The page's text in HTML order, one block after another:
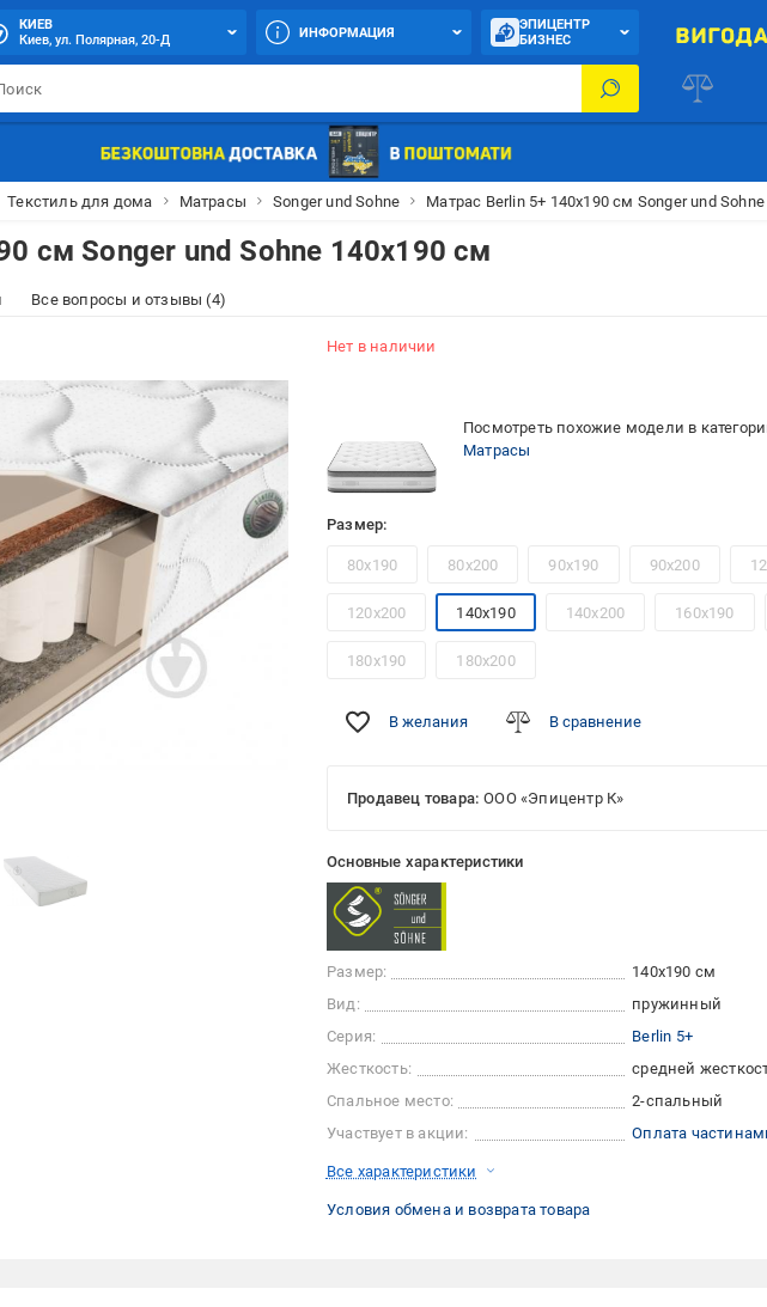
КИЕВ
Киев, ул. Полярная, 20-Д
ИНФОРМАЦИЯ
ЭПИЦЕНТР
БИЗНЕС
Текстиль для дома Матрасы Songer und Sohne Матрас Berlin 5+ 140x190 см Songer und
см Songer und Sohne 140х190 см
Все вопросы и отзывы (4)
Нет в наличии
Посмотреть похожие модели в
Матрасы
Размер:
80x190 80x200 90x190 90x200
120x200 140x190 140x200 160x190
180x190 180x200
В желания В сравнение
Продавец товара: ООО «Эпицентр К»
Основные характеристики
Размер:
140x190 см
Вид:
пружинный
Серия:
Berlin 5+
Жесткость:
средней
Спальное место:
2-спальный
Участвует в акции:
Оплата
Все характеристики
Условия обмена и возврата товара